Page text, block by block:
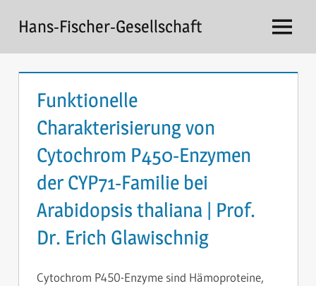
Inhalt
springen
Hans-Fischer-Gesellschaft Menü
Funktionelle
Charakterisierung von
Cytochrom P450-Enzymen
der CYP71-Familie bei
Arabidopsis thaliana | Prof.
Dr. Erich Glawischnig
Cytochrom P450-Enzyme sind Hämoproteine,